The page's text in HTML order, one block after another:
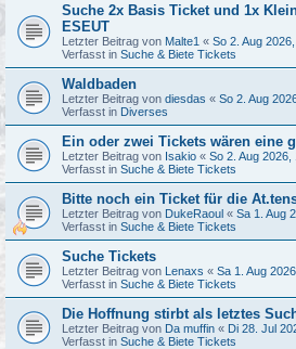
Suche 2x Basis Ticket und 1x
ESEUT
Letzter Beitrag von Malte1 « So 2. Aug 2026,
Verfasst in Suche & Biete Tickets
Waldbaden
Letzter Beitrag von diesdas « So 2. Aug
Verfasst in Diverses
Ein oder zwei Tickets wären eine
Letzter Beitrag von Isakio « So 2. Aug 2026,
Verfasst in Suche & Biete Tickets
Bitte noch ein Ticket für die
Letzter Beitrag von DukeRaoul « Sa 1. Aug
Verfasst in Suche & Biete Tickets
Suche Tickets
Letzter Beitrag von Lenaxs « Sa 1. Aug
Verfasst in Suche & Biete Tickets
Die Hoffnung stirbt als letztes
Letzter Beitrag von Da muffin « Di 28. Jul
Verfasst in Suche & Biete Tickets